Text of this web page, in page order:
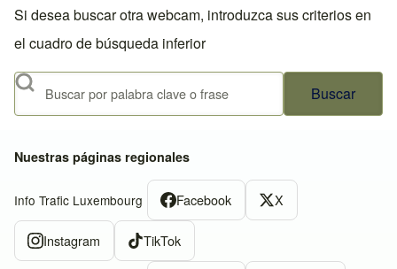
Si desea buscar otra webcam, introduzca sus criterios en
el cuadro de búsqueda inferior
Buscar
Nuestras páginas regionales
Info Trafic Luxembourg Facebook X
Instagram TikTok